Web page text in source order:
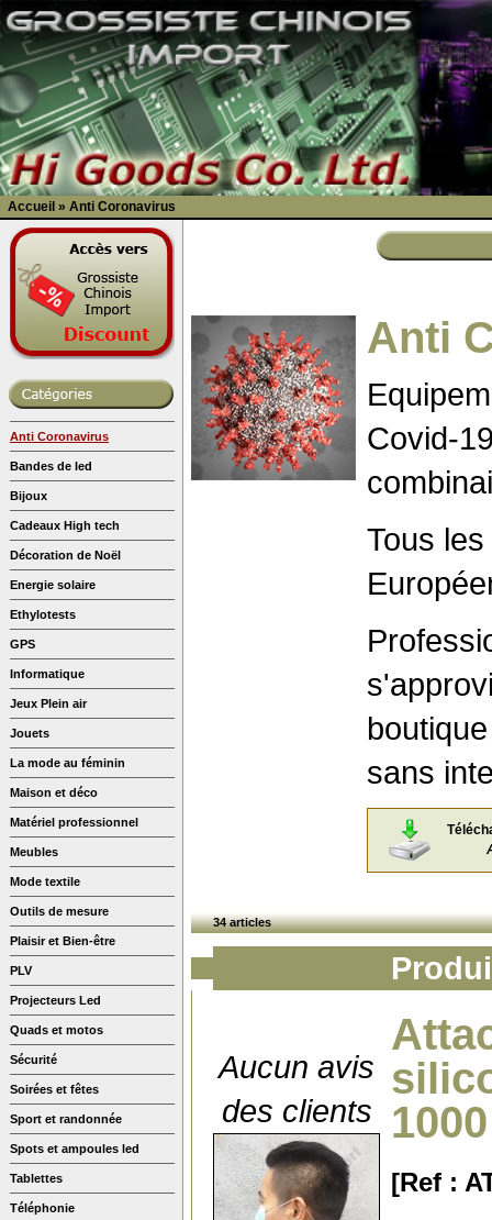
Accueil » Anti Coronavirus
Anti Coronavirus
Bandes de led
Bijoux
Cadeaux High tech
Décoration de Noël
Energie solaire
Ethylotests
GPS
Informatique
Jeux Plein air
Jouets
La mode au féminin
Maison et déco
Matériel professionnel
Meubles
Mode textile
Outils de mesure
Plaisir et Bien-être
PLV
Projecteurs Led
Quads et motos
Sécurité
Soirées et fêtes
Sport et randonnée
Spots et ampoules led
Tablettes
Téléphonie
Anti
Covid-
Tous
sans
34 articles
Aucun avis
des clients
[Ref :